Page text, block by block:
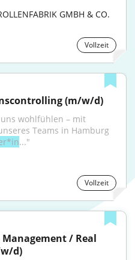
GMBH & CO.
Vollzeit
(m/w/d)
wohlfühlen – mit
Teams in Hamburg
..."
Vollzeit
/ Real
d)